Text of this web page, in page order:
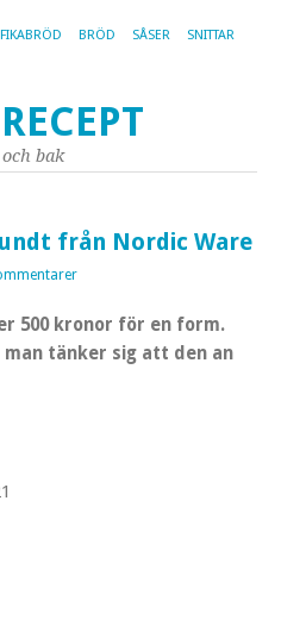
FIKABRÖD BRÖD SÅSER SNITTAR
bak
från Nordic Ware
500 kronor för en form.
man tänker sig att den an